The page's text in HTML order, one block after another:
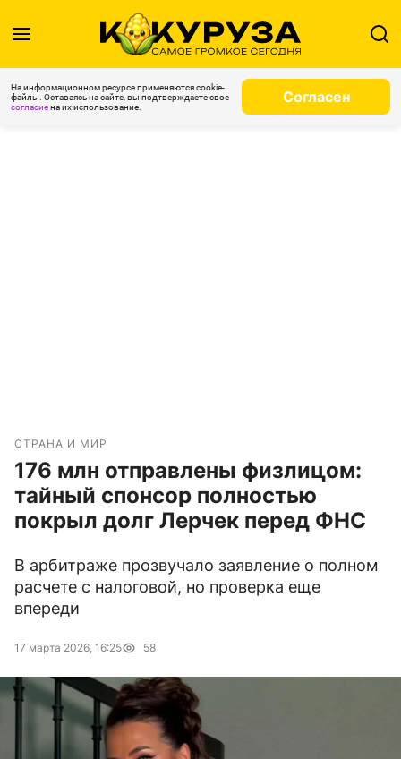
На информационном ресурсе применяются cookie-
файлы. Оставаясь на сайте, вы подтверждаете свое
согласиена их использование.
Согласен
СТРАНА И МИР
176 млн отправлены физлицом:
тайный спонсор полностью
покрыл долг Лерчек перед ФНС
В арбитраже прозвучало заявление о полном
расчете с налоговой, но проверка еще
впереди
17 марта 2026, 16:25 58